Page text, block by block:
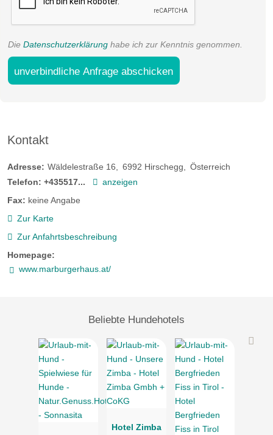
Die Datenschutzerklärung habe ich zur Kenntnis genommen.
unverbindliche Anfrage abschicken
Kontakt
Adresse: Wäldelestraße 16 6992 Hirschegg
Österreich
Telefon: +435517...
anzeigen
Fax: keine Angabe
Zur Karte
Zur Anfahrtsbeschreibung
Homepage:
www.marburgerhaus.at/
Beliebte Hundehotels
Hotel Zimba